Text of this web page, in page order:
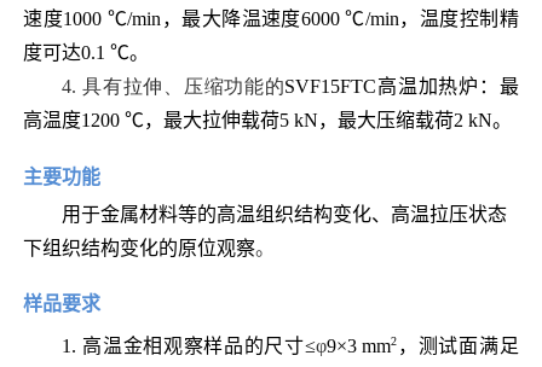
速度1000 ℃/min，最大降温速度6000 ℃/min，温度控制精
度可达0.1 ℃。
4. 具有拉伸、压缩功能的SVF15FTC高温加热炉：最
高温度1200 ℃，最大拉伸载荷5kN，最大压缩载荷2kN。
主要功能
用于金属材料等的高温组织结构变化、高温拉压状态
下组织结构变化的原位观察。
样品要求
1. 高温金相观察样品的尺寸≤φ9×3mm2 ， 测试面满足